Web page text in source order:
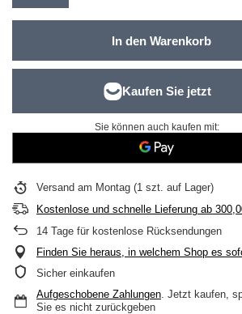
In den Warenkorb
Sie können auch kaufen mit:
Versand am Montag (1 szt. auf Lager)
Kostenlose und schnelle Lieferung ab
14 Tage für kostenlose Rücksendungen
Finden Sie heraus, in welchem Shop es
Sicher einkaufen
Aufgeschobene Zahlungen. Jetzt kaufen,
Sie es nicht zurückgeben